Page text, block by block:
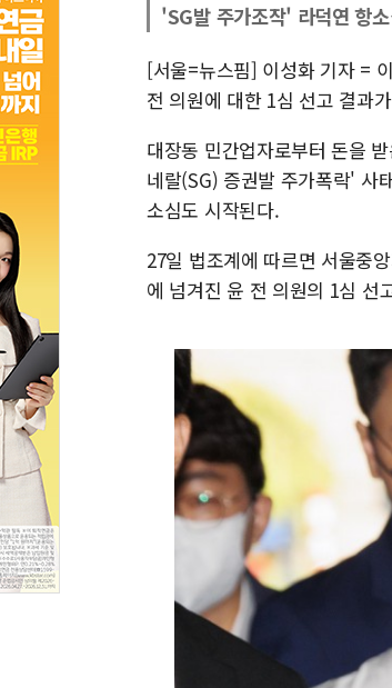
'SG발 주가조작' 라덕연 항
[서울=뉴스핌] 이성화 기자 =
전 의원에 대한 1심 선고 결과
대장동 민간업자로부터 돈을
네랄(SG) 증권발 주가폭락' 사
소심도 시작된다.
27일 법조계에 따르면 서울중
에 넘겨진 윤 전 의원의 1심 선